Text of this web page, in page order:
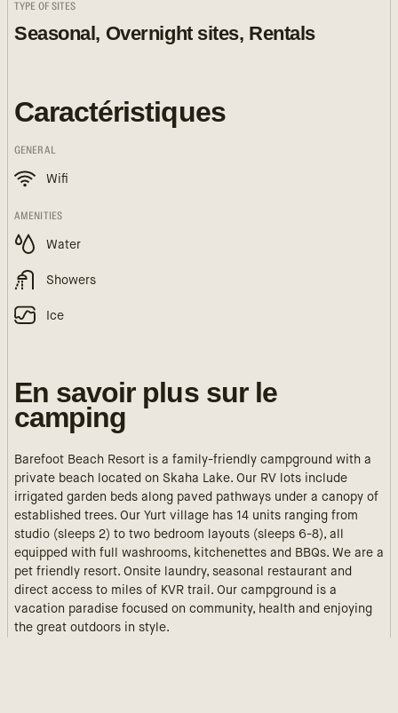
TYPE OF SITES
Seasonal, Overnight sites, Rentals
Caractéristiques
GENERAL
Wifi
AMENITIES
Water
Showers
Ice
En savoir plus sur le
camping
Barefoot Beach Resort is a family-friendly campground with a
private beach located on Skaha Lake. Our RV lots include
irrigated garden beds along paved pathways under a canopy of
established trees. Our Yurt village has 14 units ranging from
studio (sleeps 2) to two bedroom layouts (sleeps 6-8), all
equipped with full washrooms, kitchenettes and BBQs. We are a
pet friendly resort. Onsite laundry, seasonal restaurant and
direct access to miles of KVR trail. Our campground is a
vacation paradise focused on community, health and enjoying
the great outdoors in style.